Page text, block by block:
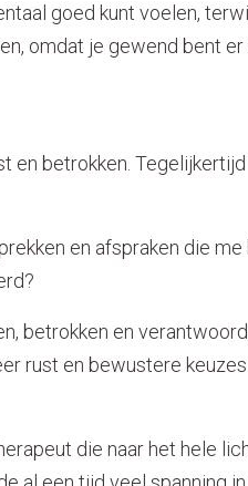
goed kunt voelen,
omdat je gewend bent er
en betrokken.
en afspraken die me
betrokken en
rust en bewustere
die naar het hele